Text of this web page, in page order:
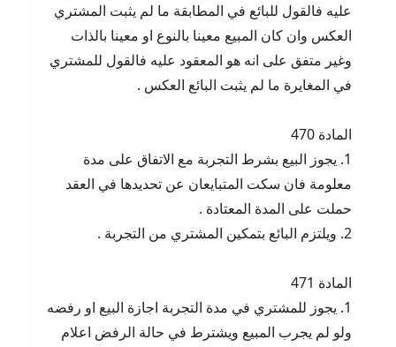
عليه فالقول للبائع في المطابقة ما لم يثبت المشتري
العكس وان كان المبيع معينا بالنوع او معينا بالذات
وغير متفق على انه هو المعقود عليه فالقول للمشتري
في المغايرة ما لم يثبت البائع العكس .
المادة 470
1. يجوز البيع بشرط التجربة مع الاتفاق على مدة
معلومة فان سكت المتبايعان عن تحديدها في العقد
حملت على المدة المعتادة .
2. ويلتزم البائع بتمكين المشتري من التجربة .
المادة 471
1. يجوز للمشتري في مدة التجربة اجازة البيع او رفضه
ولو لم يجرب المبيع ويشترط في حالة الرفض اعلام